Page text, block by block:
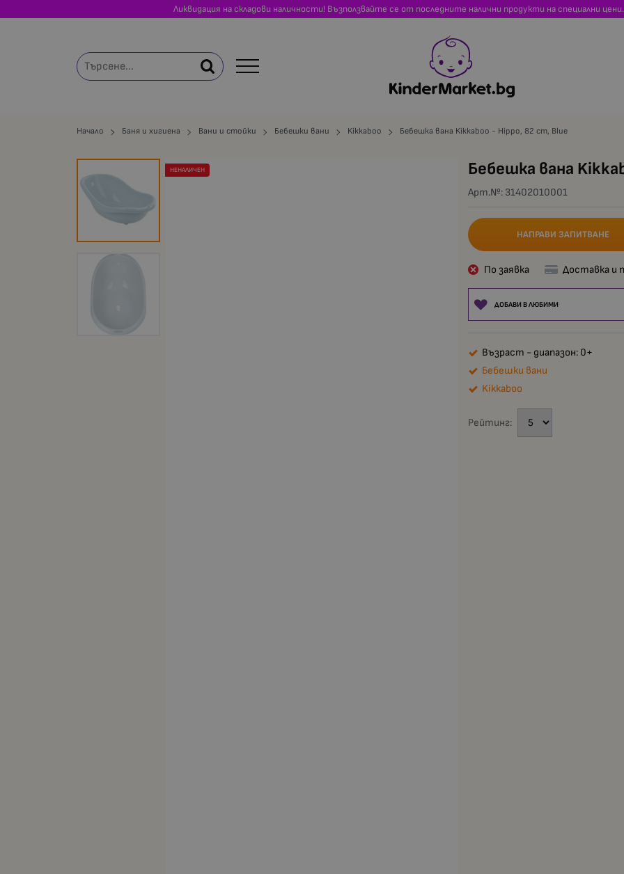
Ликвидация на складови наличности! Възползвайте се от последните налични продукти на специални
Начало Баня и хигиена Вани и стойки Бебешки вани Kikkaboo Бебешка вана Kikkaboo - Hippo, 82 cm, Blue
Бебешка вана
Арт.№: 31402010001
НЕНАЛИЧЕН
НАПРАВИ ЗАПИТВАНЕ
По заявка Доставка и
ДОБАВИ В ЛЮБИМИ
Възраст - диапазон: 0+
Бебешки вани
Kikkaboo
Рейтинг: